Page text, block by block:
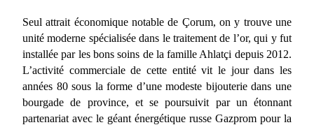
Seul attrait économique notable de Çorum, on y trouve une
unité moderne spécialisée dans le traitement de l’or, qui y fut
installée par les bons soins de la famille Ahlatçi depuis 2012.
L’activité commerciale de cette entité vit le jour dans les
années 80 sous la forme d’une modeste bijouterie dans une
bourgade de province, et se poursuivit par un étonnant
partenariat avec le géant énergétique russe Gazprom pour la